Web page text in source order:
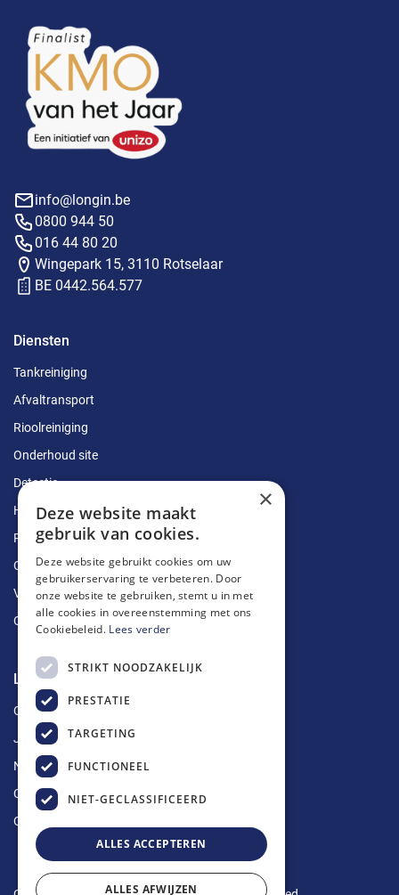
info@longin.be
0800 944 50
016 44 80 20
Wingepark 15, 3110 Rotselaar
BE 0442.564.577
Diensten
Tankreiniging
Afvaltransport
Rioolreiniging
Onderhoud site
Detectie
Herstellingen
Ruimingen
Ontstoppingen
Vetputten
Ontkalking
Longin Service
Over ons
Jobs
Nieuws
Contact
Offerte aanvragen
×
Deze website maakt
gebruik van cookies.
Deze website gebruikt cookies om uw
gebruikerservaring te verbeteren. Door
onze website te gebruiken, stemt u in met
alle cookies in overeenstemming met ons
Cookiebeleid. Lees verder
STRIKT NOODZAKELIJK
PRESTATIE
TARGETING
FUNCTIONEEL
NIET-GECLASSIFICEERD
ALLES ACCEPTEREN
ALLES AFWIJZEN